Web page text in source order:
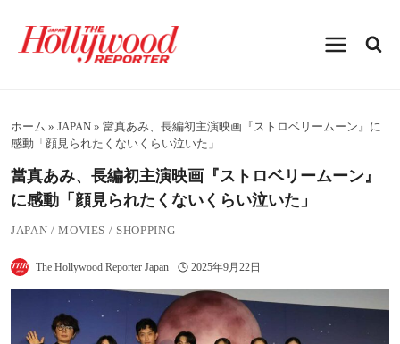
プホーム » JAPAN » 當真あみ、長編初主演映画『ストロベリームーン』に
感動「顔見られたくないくらい泣いた」
當真あみ、長編初主演映画『ストロベリームーン』
に感動「顔見られたくないくらい泣いた」
JAPAN /MOVIES / SHOPPING
The Hollywood Reporter Japan 2025年9月22日